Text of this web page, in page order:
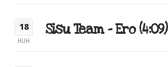
18
HUH
Sisu Team – Ero (4:09)